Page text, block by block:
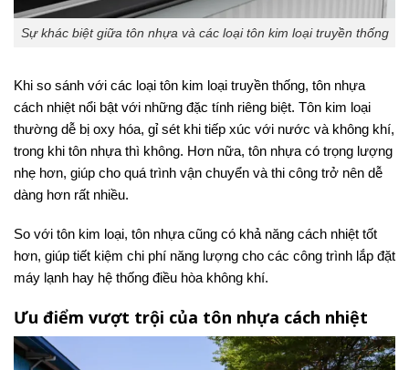
Sự khác biệt giữa tôn nhựa và các loại tôn kim loại truyền thống
Khi so sánh với các loại tôn kim loại truyền thống, tôn nhựa
cách nhiệt nổi bật với những đặc tính riêng biệt. Tôn kim loại
thường dễ bị oxy hóa, gỉ sét khi tiếp xúc với nước và không khí,
trong khi tôn nhựa thì không. Hơn nữa, tôn nhựa có trọng lượng
nhẹ hơn, giúp cho quá trình vận chuyển và thi công trở nên dễ
dàng hơn rất nhiều.
So với tôn kim loại, tôn nhựa cũng có khả năng cách nhiệt tốt
hơn, giúp tiết kiệm chi phí năng lượng cho các công trình lắp đặt
máy lạnh hay hệ thống điều hòa không khí.
Ưu điểm vượt trội của tôn nhựa cách nhiệt